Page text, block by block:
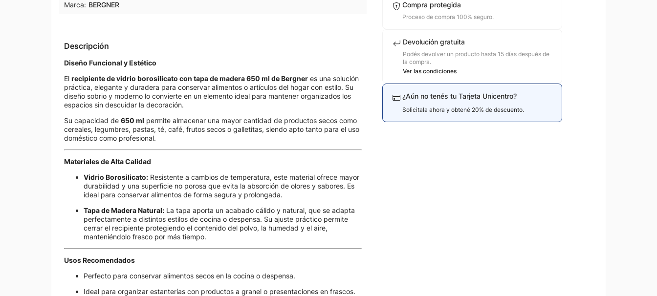
Marca: BERGNER
Descripción
Diseño Funcional y Estético
El recipiente de vidrio borosilicato con tapa de madera 650 ml de Bergner es una solución
práctica, elegante y duradera para conservar alimentos o artículos del hogar con estilo. Su
diseño sobrio y moderno lo convierte en un elemento ideal para mantener organizados los
espacios sin descuidar la decoración.
Su capacidad de 650 ml permite almacenar una mayor cantidad de productos secos como
cereales, legumbres, pastas, té, café, frutos secos o galletitas, siendo apto tanto para el uso
doméstico como profesional.
Materiales de Alta Calidad
Vidrio Borosilicato: Resistente a cambios de temperatura, este material ofrece mayor
durabilidad y una superficie no porosa que evita la absorción de olores y sabores. Es
ideal para conservar alimentos de forma segura y prolongada.
Tapa de Madera Natural: La tapa aporta un acabado cálido y natural, que se adapta
perfectamente a distintos estilos de cocina o despensa. Su ajuste práctico permite
cerrar el recipiente protegiendo el contenido del polvo, la humedad y el aire,
manteniéndolo fresco por más tiempo.
Usos Recomendados
Perfecto para conservar alimentos secos en la cocina o despensa.
Ideal para organizar estanterías con productos a granel o presentaciones en frascos.
Compra protegida
Proceso de compra 100% seguro.
Devolución gratuita
Podés devolver un producto hasta 15 días después de
la compra.
Ver las condiciones
¿Aún no tenés tu Tarjeta Unicentro?
Solicitala ahora y obtené 20% de descuento.